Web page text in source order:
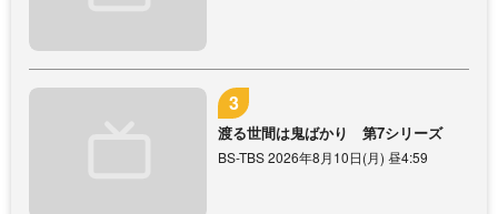
渡る世間は鬼ばかり 第7シリーズ
BS-TBS 2026年8月10日(月) 昼4:59